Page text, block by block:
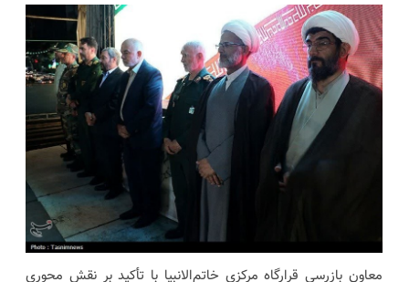
معاون بازرسی قرارگاه مرکزی خاتم‌الانبیا با تأکید بر نقش محوری